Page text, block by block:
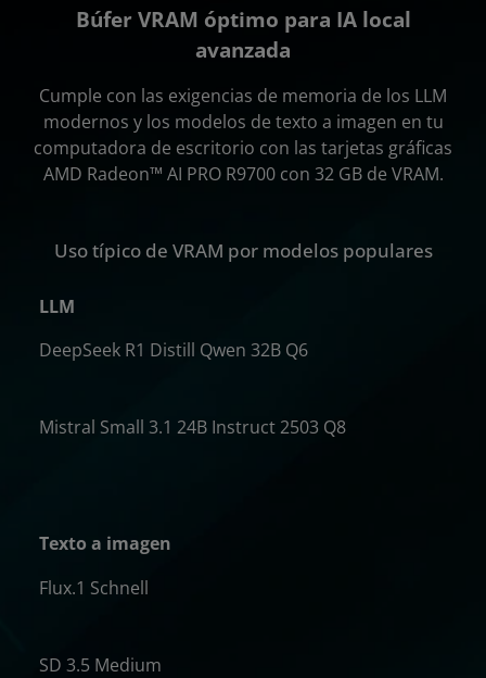
Búfer VRAM óptimo para IA local
avanzada
Cumple con las exigencias de memoria de los LLM
modernos y los modelos de texto a imagen en tu
computadora de escritorio con las tarjetas gráficas
AMD Radeon™ AI PRO R9700 con 32 GB de VRAM.
Uso típico de VRAM por modelos populares
LLM
DeepSeek R1 Distill Qwen 32B Q6
Mistral Small 3.1 24B Instruct 2503 Q8
Texto a imagen
Flux.1 Schnell
SD 3.5 Medium